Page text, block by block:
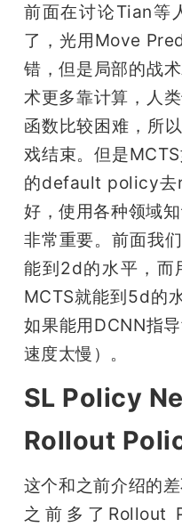
前面在讨论Tian等
了，光用Move
错，但是局部的战
术更多靠计算，人
函数比较困难，所
戏结束。但是
的default policy
好，使用各种领域
非常重要。前面我
能到2d的水平，
MCTS就能到5d的
如果能用DCNN指
速度太慢）。
SL Policy
Rollout
这个和之前介绍的
之前多了Rollout